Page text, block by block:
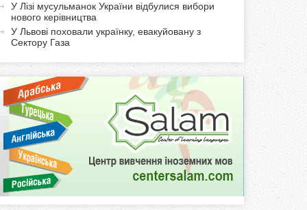
р
а
У Лізі мусульманок України відбулися вибори
нового керівництва
У Львові поховали українку, евакуйовану з
Сектору Газа